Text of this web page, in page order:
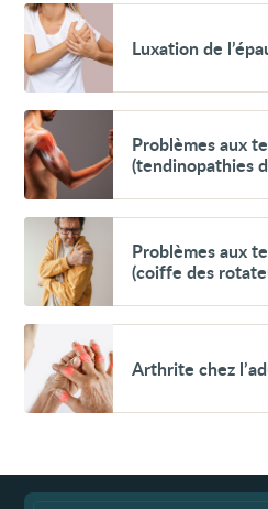
Voir
Luxation
de
l’épaule
Luxation de
Voir
Problèmes
aux
tendons
du
(tendinopathies
biceps)
Problèmes aux
(tendinopathies
Voir
Problèmes
aux
tendons
(coiffe
des
rotateurs)
Problèmes aux
(coiffe des
Voir
Arthrite
chez
l’adulte
Arthrite chez